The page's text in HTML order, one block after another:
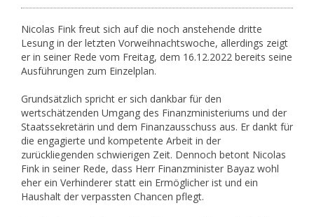
Nicolas Fink freut sich auf die noch anstehende dritte
Lesung in der letzten Vorweihnachtswoche, allerdings zeigt
er in seiner Rede vom Freitag, dem 16.12.2022 bereits seine
Ausführungen zum Einzelplan.
Grundsätzlich spricht er sich dankbar für den
wertschätzenden Umgang des Finanzministeriums und der
Staatssekretärin und dem Finanzausschuss aus. Er dankt für
die engagierte und kompetente Arbeit in der
zurückliegenden schwierigen Zeit. Dennoch betont Nicolas
Fink in seiner Rede, dass Herr Finanzminister Bayaz wohl
eher ein Verhinderer statt ein Ermöglicher ist und ein
Haushalt der verpassten Chancen pflegt.